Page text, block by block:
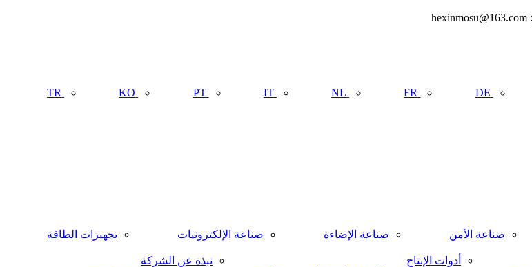
DE
FR
NL
IT
PT
KO
TR
صناعة الأمن صناعة الإضاءة صناعة الإلكترونيات
تجهيزات الطاقة
أدوات الإنتاج
نبذة عن الشركة